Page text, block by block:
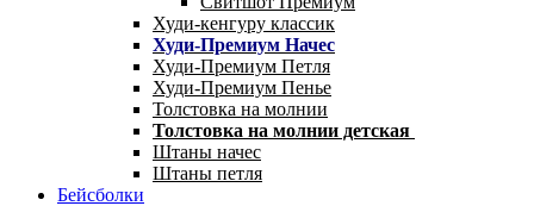
Худи-кенгуру классик
Худи-Премиум Начес
Худи-Премиум Петля
Худи-Премиум Пенье
Толстовка на молнии
Толстовка на молнии детская
Штаны начес
Штаны петля
Бейсболки